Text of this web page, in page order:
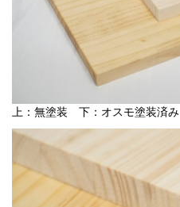
上：無塗装 下：オスモ塗装済み